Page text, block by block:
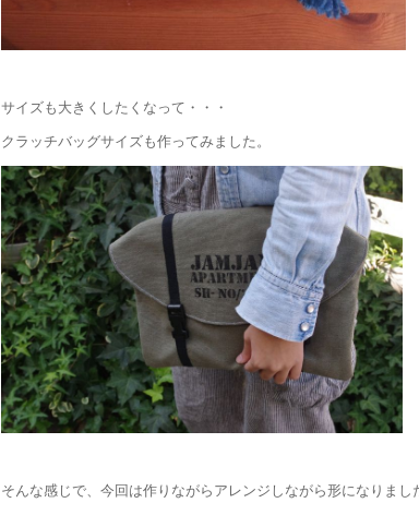
サイズも大きくしたくなって・・・
クラッチバッグサイズも作ってみました。
そんな感じで、今回は作りながらアレンジしながら形になりまし